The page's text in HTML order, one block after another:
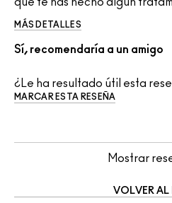
que te has hecho algún
MÁS DETALLES
Sí, recomendaría a un amigo
¿Le ha resultado útil esta
MARCAR ESTA RESEÑA
Mostrar
VOLVER